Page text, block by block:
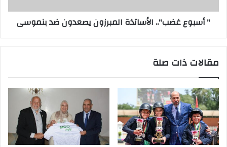
" أسبوع غضب".. الأساتذة المبرزون يصعدون ضد بنموسى
مقالات ذات صلة